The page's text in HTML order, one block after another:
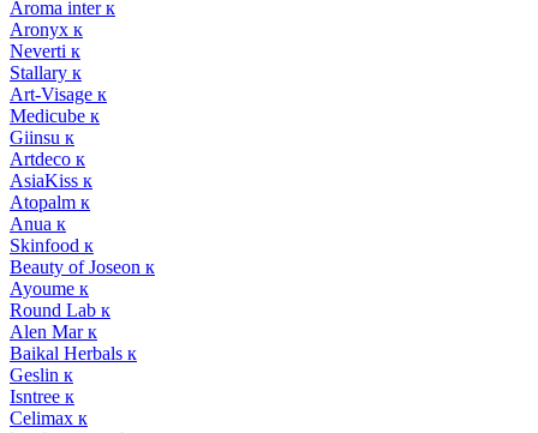
Aroma inter к
Aronyx к
Neverti к
Stallary к
Art-Visage к
Medicube к
Giinsu к
Artdeco к
AsiaKiss к
Atopalm к
Anua к
Skinfood к
Beauty of Joseon к
Ayoume к
Round Lab к
Alen Mar к
Baikal Herbals к
Geslin к
Isntree к
Celimax к